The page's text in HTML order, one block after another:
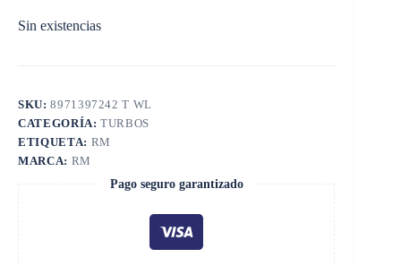
Sin existencias
SKU:8971397242 T WL
CATEGORÍA:TURBOS
ETIQUETA: RM
MARCA: RM
Pago seguro garantizado